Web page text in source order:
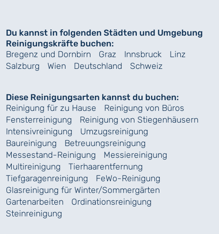
Du kannst in folgenden Städten und Umgebung
Reinigungskräfte buchen:
Bregenz und Dornbirn
Graz Innsbruck
Linz
Salzburg
Wien Deutschland Schweiz
Diese Reinigungsarten kannst du buchen:
Reinigung für zu Hause
Reinigung von Büros
Fensterreinigung
Reinigung von Stiegenhäusern
Intensivreinigung
Umzugsreinigung
Baureinigung
Betreuungsreinigung
Messestand-Reinigung
Messiereinigung
Multireinigung
Tierhaarentfernung
Tiefgaragenreinigung
FeWo-Reinigung
Glasreinigung für Winter/Sommergärten
Gartenarbeiten
Ordinationsreinigung
Steinreinigung